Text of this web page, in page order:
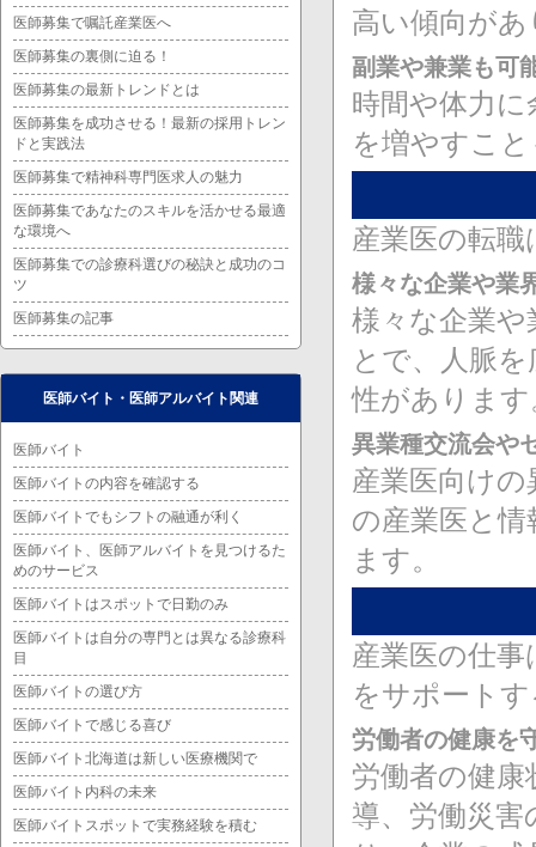
高い傾向が
副業や兼業も可
時間や体力
を増やすこ
産業医の転
様々な企業や業
様々な企業や
とで、人脈
性があります
異業種交流会や
産業医向け
の産業医と
ます。
産業医の仕
をサポート
労働者の健康を
労働者の健康
導、労働災
医師募集で嘱託産業医へ
医師募集の裏側に迫る！
医師募集の最新トレンドとは
医師募集を成功させる！最新の採用トレン
ドと実践法
医師募集で精神科専門医求人の魅力
医師募集であなたのスキルを活かせる最適
な環境へ
医師募集での診療科選びの秘訣と成功のコ
ツ
医師募集の記事
医師バイト・医師アルバイト関連
医師バイト
医師バイトの内容を確認する
医師バイトでもシフトの融通が利く
医師バイト、医師アルバイトを見つけるた
めのサービス
医師バイトはスポットで日勤のみ
医師バイトは自分の専門とは異なる診療科
目
医師バイトの選び方
医師バイトで感じる喜び
医師バイト北海道は新しい医療機関で
医師バイト内科の未来
医師バイトスポットで実務経験を積む